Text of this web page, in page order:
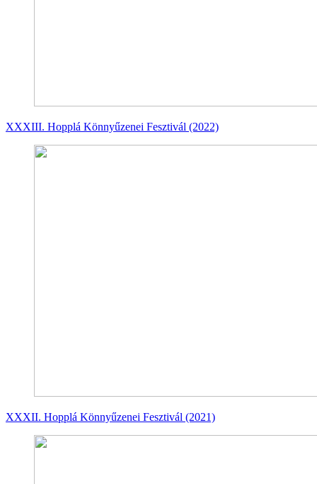
XXXIII. Hopplá Könnyűzenei Fesztivál (2022)
XXXII. Hopplá Könnyűzenei Fesztivál (2021)